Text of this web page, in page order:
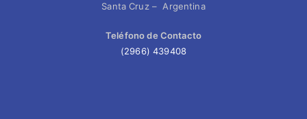
Santa Cruz – Argentina
Teléfono de Contacto
(2966) 439408